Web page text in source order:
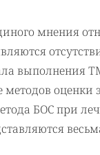
мнения
выполнения
оценки
БОС при